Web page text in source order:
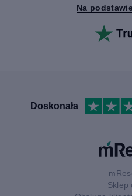
Na
Doskonała
Sklep